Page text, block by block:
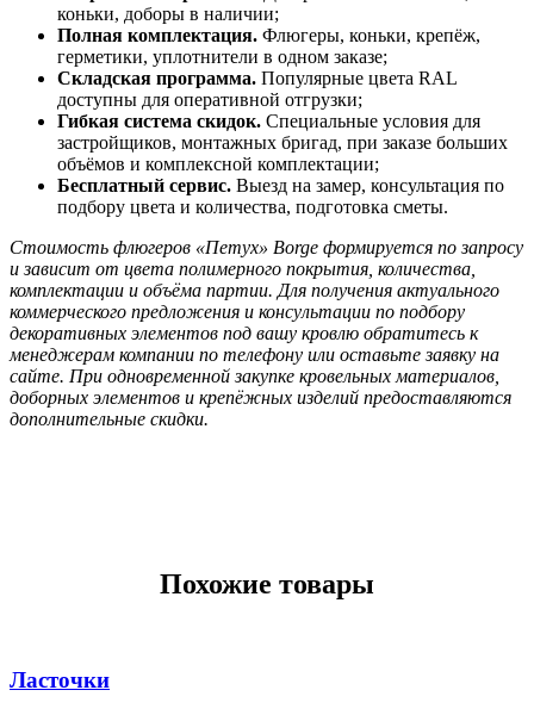
коньки, доборы в наличии;
Полная комплектация. Флюгеры, коньки, крепёж,
герметики, уплотнители в одном заказе;
Складская программа. Популярные цвета RAL
доступны для оперативной отгрузки;
Гибкая система скидок. Специальные условия для
застройщиков, монтажных бригад, при заказе больших
объёмов и комплексной комплектации;
Бесплатный сервис. Выезд на замер, консультация по
подбору цвета и количества, подготовка сметы.
Стоимость флюгеров «Петух» Borge формируется по запросу
и зависит от цвета полимерного покрытия, количества,
комплектации и объёма партии. Для получения актуального
коммерческого предложения и консультации по подбору
декоративных элементов под вашу кровлю обратитесь к
менеджерам компании по телефону или оставьте заявку на
сайте. При одновременной закупке кровельных материалов,
доборных элементов и крепёжных изделий предоставляются
дополнительные скидки.
Похожие товары
Ласточки